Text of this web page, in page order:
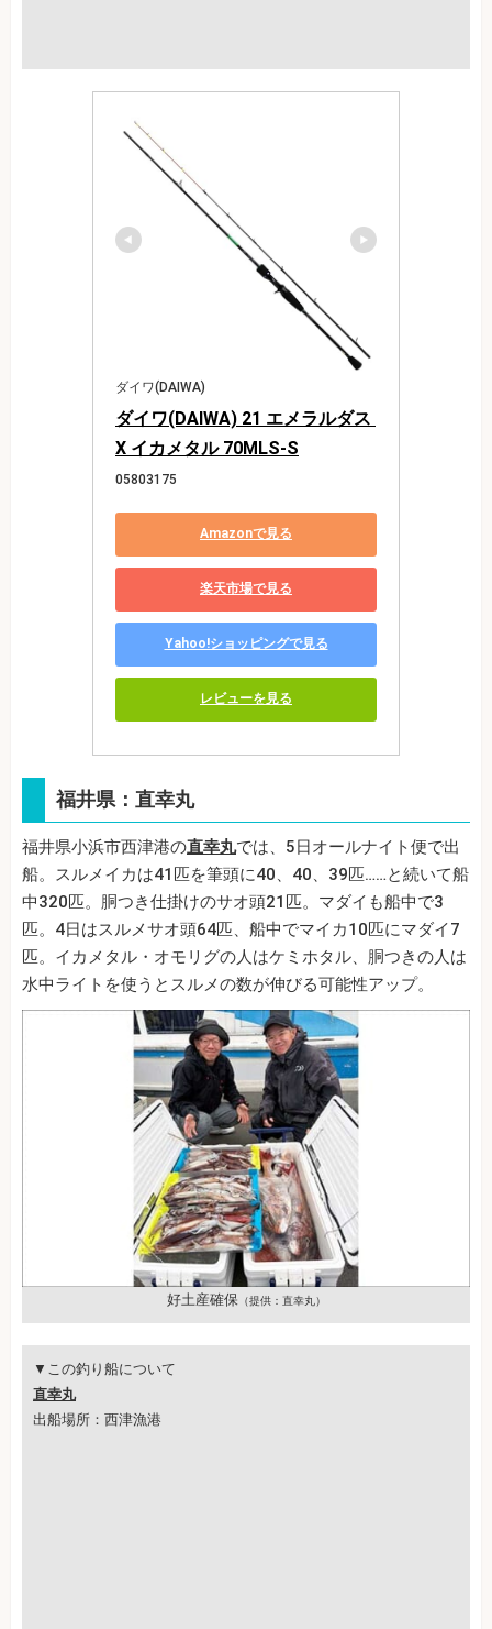
ダイワ(DAIWA)
ダイワ(DAIWA) 21 エメラルダス
X イカメタル 70MLS-S
05803175
Amazonで見る
楽天市場で見る
Yahoo!ショッピングで見る
レビューを見る
福井県：直幸丸
福井県小浜市西津港の直幸丸では、5日オールナイト便で出
船。スルメイカは41匹を筆頭に40、40、39匹……と続いて船
中320匹。胴つき仕掛けのサオ頭21匹。マダイも船中で3
匹。4日はスルメサオ頭64匹、船中でマイカ10匹にマダイ7
匹。イカメタル・オモリグの人はケミホタル、胴つきの人は
水中ライトを使うとスルメの数が伸びる可能性アップ。
好土産確保（提供：直幸丸）
▼この釣り船について
直幸丸
出船場所：西津漁港